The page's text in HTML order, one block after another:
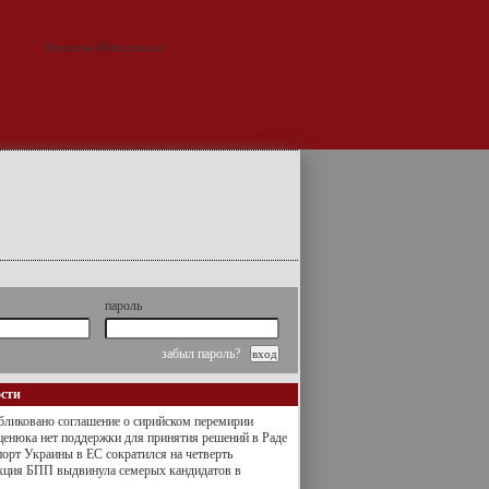
пароль
забыл пароль?
соглашение о сирийском перемирии
нет поддержки для принятия решений в Раде
Украины в ЕС сократился на четверть
БПП выдвинула семерых кандидатов в